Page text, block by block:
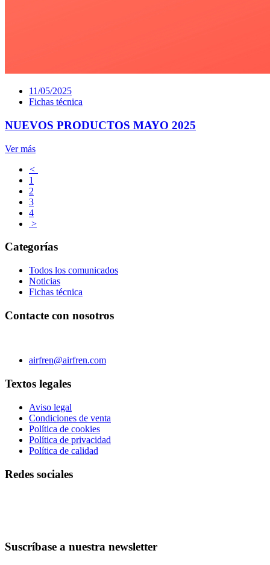
11/05/2025
Fichas técnica
NUEVOS PRODUCTOS MAYO 2025
Ver más
<
1
2
3
4
>
Categorías
Todos los comunicados
Noticias
Fichas técnica
Contacte con nosotros
airfren@airfren.com
Textos legales
Aviso legal
Condiciones de venta
Política de cookies
Política de privacidad
Política de calidad
Redes sociales
Suscríbase a nuestra newsletter